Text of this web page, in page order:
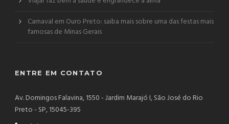
Carnaval em Ouro Preto: saiba mais sobre uma das festas mais
famosas de Minas Gerais
ENTRE EM CONTATO
Av. Domingos Falavina, 1550 - Jardim Marajó I, São José do Rio
Preto - SP, 15045-395